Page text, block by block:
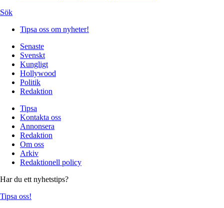
Sök
Tipsa oss om nyheter!
Senaste
Svenskt
Kungligt
Hollywood
Politik
Redaktion
Tipsa
Kontakta oss
Annonsera
Redaktion
Om oss
Arkiv
Redaktionell policy
Har du ett nyhetstips?
Tipsa oss!